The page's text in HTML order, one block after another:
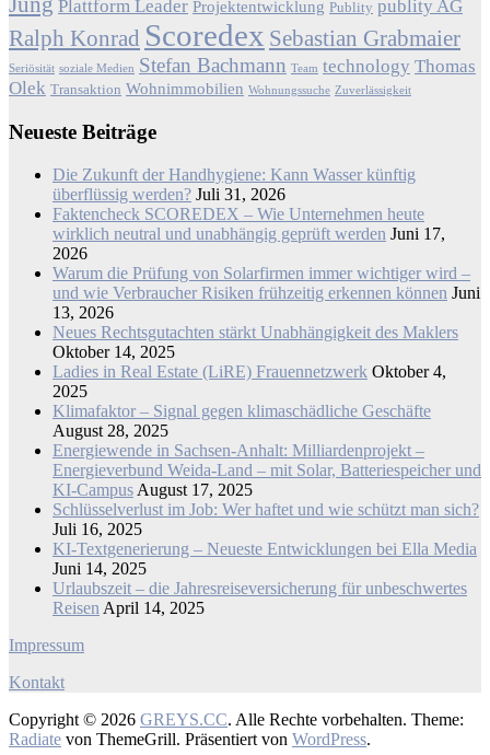
Plattform Leader Projektentwicklung Publity publity AG
Ralph Konrad Scoredex Sebastian Grabmaier
Seriösität soziale Medien Stefan Bachmann Team technology Thomas
Olek Transaktion Wohnimmobilien Wohnungssuche Zuverlässigkeit
Neueste Beiträge
Die Zukunft der Handhygiene: Kann Wasser künftig
überflüssig werden? Juli 31, 2026
Faktencheck SCOREDEX – Wie Unternehmen heute
wirklich neutral und unabhängig geprüft werden Juni 17,
2026
Warum die Prüfung von Solarfirmen immer wichtiger wird –
und wie Verbraucher Risiken frühzeitig erkennen können Juni
13, 2026
Neues Rechtsgutachten stärkt Unabhängigkeit des Maklers
Oktober 14, 2025
Ladies in Real Estate (LiRE) Frauennetzwerk Oktober 4,
2025
Klimafaktor – Signal gegen klimaschädliche Geschäfte
August 28, 2025
Energiewende in Sachsen-Anhalt: Milliardenprojekt –
Energieverbund Weida-Land – mit Solar, Batteriespeicher und
KI-Campus August 17, 2025
Schlüsselverlust im Job: Wer haftet und wie schützt man sich?
Juli 16, 2025
KI-Textgenerierung – Neueste Entwicklungen bei Ella Media
Juni 14, 2025
Urlaubszeit – die Jahresreiseversicherung für unbeschwertes
Reisen April 14, 2025
Impressum
Kontakt
Copyright © 2026 GREYS.CC. Alle Rechte vorbehalten. Theme:
Radiate von ThemeGrill. Präsentiert von WordPress.